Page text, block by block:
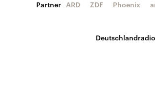
Partner
ARD ZDF Phoenix